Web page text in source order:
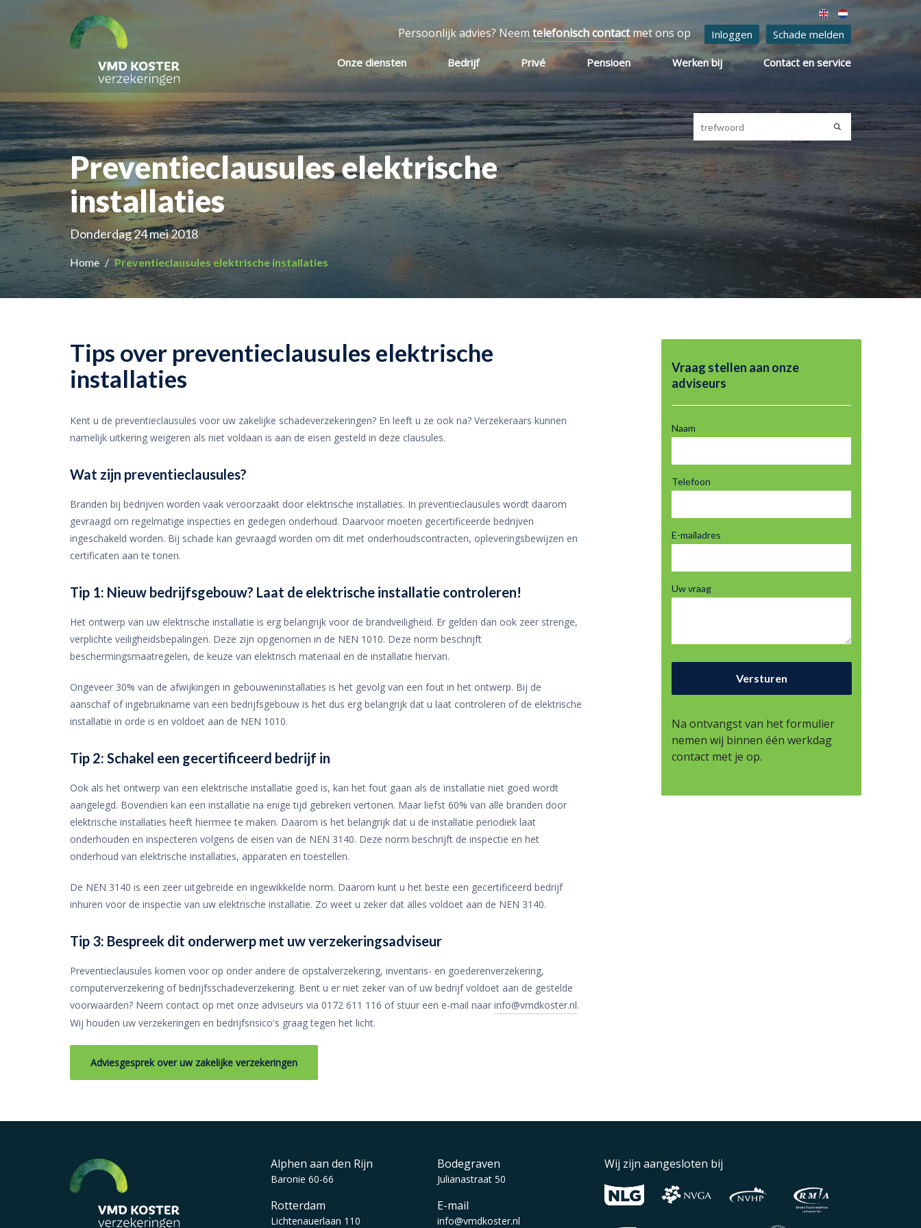
Persoonlijk advies? Neem telefonisch contactmet ons op Inloggen Schade melden
Onze diensten Bedrijf Privé Pensioen Werken bij Contact en service
Preventieclausules elektrische
installaties
Donderdag 24 mei 2018
Home Preventieclausules elektrische installaties
Tips over preventieclausules elektrische
installaties
Kent u de preventieclausules voor uw zakelijke schadeverzekeringen? En leeft u ze ook na? Verzekeraars kunnen
namelijk uitkering weigeren als niet voldaan is aan de eisen gesteld in deze clausules.
Wat zijn preventieclausules?
Branden bij bedrijven worden vaak veroorzaakt door elektrische installaties. In preventieclausules wordt daarom
gevraagd om regelmatige inspecties en gedegen onderhoud. Daarvoor moeten gecertificeerde bedrijven
ingeschakeld worden. Bij schade kan gevraagd worden om dit met onderhoudscontracten, opleveringsbewijzen en
certificaten aan te tonen.
Tip 1: Nieuw bedrijfsgebouw? Laat de elektrische installatie controleren!
Het ontwerp van uw elektrische installatie is erg belangrijk voor de brandveiligheid. Er gelden dan ook zeer strenge,
verplichte veiligheidsbepalingen. Deze zijn opgenomen in de NEN 1010. Deze norm beschrijft
beschermingsmaatregelen, de keuze van elektrisch materiaal en de installatie hiervan.
Ongeveer 30% van de afwijkingen in gebouweninstallaties is het gevolg van een fout in het ontwerp. Bij de
aanschaf of ingebruikname van een bedrijfsgebouw is het dus erg belangrijk dat u laat controleren of de elektrische
installatie in orde is en voldoet aan de NEN 1010.
Tip 2: Schakel een gecertificeerd bedrijf in
Ook als het ontwerp van een elektrische installatie goed is, kan het fout gaan als de installatie niet goed wordt
aangelegd. Bovendien kan een installatie na enige tijd gebreken vertonen. Maar liefst 60% van alle branden door
elektrische installaties heeft hiermee te maken. Daarom is het belangrijk dat u de installatie periodiek laat
onderhouden en inspecteren volgens de eisen van de NEN 3140. Deze norm beschrijft de inspectie en het
onderhoud van elektrische installaties, apparaten en toestellen.
De NEN 3140 is een zeer uitgebreide en ingewikkelde norm. Daarom kunt u het beste een gecertificeerd bedrijf
inhuren voor de inspectie van uw elektrische installatie. Zo weet u zeker dat alles voldoet aan de NEN 3140.
Tip 3: Bespreek dit onderwerp met uw verzekeringsadviseur
Preventieclausules komen voor op onder andere de opstalverzekering, inventaris- en goederenverzekering,
computerverzekering of bedrijfsschadeverzekering. Bent u er niet zeker van of uw bedrijf voldoet aan de gestelde
voorwaarden? Neem contact op met onze adviseurs via 0172 611 116 of stuur een e-mail naar info@vmdkoster.nl.
Wij houden uw verzekeringen en bedrijfsrisico's graag tegen het licht.
Adviesgesprek over uw zakelijke verzekeringen
Vraag stellen aan onze
adviseurs
Naam
Telefoon
E-mailadres
Uw vraag
Na ontvangst van het formulier
nemen wij binnen één werkdag
contact met je op.
Alphen aan den Rijn
Baronie 60-66
Rotterdam
Lichtenauerlaan 110
Bodegraven
Julianastraat 50
E-mail
info@vmdkoster.nl
Wij zijn aangesloten bij